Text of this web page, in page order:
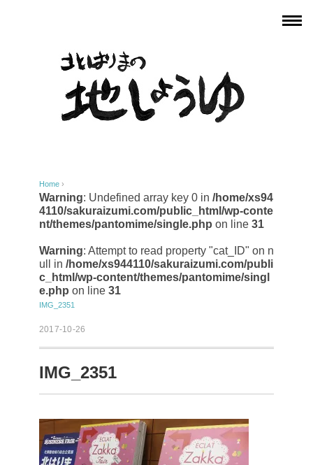
Home ›
Warning: Undefined array key 0 in /home/xs94
4110/sakuraizumi.com/public_html/wp-conte
nt/themes/pantomime/single.php on line 31
Warning: Attempt to read property "cat_ID" on n
ull in /home/xs944110/sakuraizumi.com/publi
c_html/wp-content/themes/pantomime/singl
e.php on line 31
IMG_2351
2017-10-26
IMG_2351